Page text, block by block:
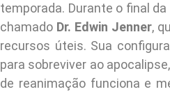
temporada. Durante o final
chamado Dr. Edwin Jenner,
recursos úteis. Sua
para sobreviver ao
de reanimação funciona e